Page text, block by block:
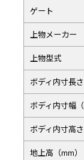
ゲート
上物メーカー
上物型式
ボディ内寸長さ
ボディ内寸幅（
ボディ内寸高さ
地上高（mm）